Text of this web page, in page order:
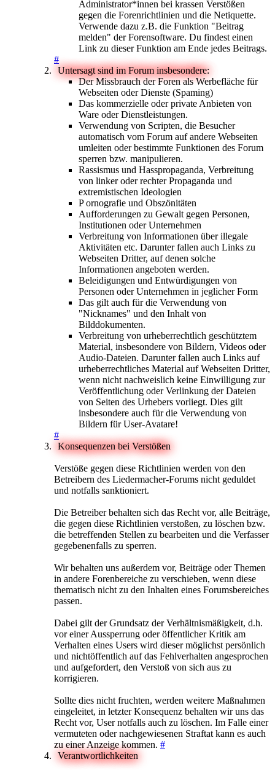
Administrator*innen bei krassen Verstößen
gegen die Forenrichtlinien und die Netiquette.
Verwende dazu z.B. die Funktion "Beitrag
melden" der Forensoftware. Du findest einen
Link zu dieser Funktion am Ende jedes Beitrags.
#
Untersagt sind im Forum insbesondere:
Der Missbrauch der Foren als Werbefläche für
Webseiten oder Dienste (Spaming)
Das kommerzielle oder private Anbieten von
Ware oder Dienstleistungen.
Verwendung von Scripten, die Besucher
automatisch vom Forum auf andere Webseiten
umleiten oder bestimmte Funktionen des Forum
sperren bzw. manipulieren.
Rassismus und Hasspropaganda, Verbreitung
von linker oder rechter Propaganda und
extremistischen Ideologien
P ornografie und Obszönitäten
Aufforderungen zu Gewalt gegen Personen,
Institutionen oder Unternehmen
Verbreitung von Informationen über illegale
Aktivitäten etc. Darunter fallen auch Links zu
Webseiten Dritter, auf denen solche
Informationen angeboten werden.
Beleidigungen und Entwürdigungen von
Personen oder Unternehmen in jeglicher Form
Das gilt auch für die Verwendung von
"Nicknames" und den Inhalt von
Bilddokumenten.
Verbreitung von urheberrechtlich geschütztem
Material, insbesondere von Bildern, Videos oder
Audio-Dateien. Darunter fallen auch Links auf
urheberrechtliches Material auf Webseiten Dritter,
wenn nicht nachweislich keine Einwilligung zur
Veröffentlichung oder Verlinkung der Dateien
von Seiten des Urhebers vorliegt. Dies gilt
insbesondere auch für die Verwendung von
Bildern für User-Avatare!
#
Konsequenzen bei Verstößen
Verstöße gegen diese Richtlinien werden von den
Betreibern des Liedermacher-Forums nicht geduldet
und notfalls sanktioniert.
Die Betreiber behalten sich das Recht vor, alle Beiträge,
die gegen diese Richtlinien verstoßen, zu löschen bzw.
die betreffenden Stellen zu bearbeiten und die Verfasser
gegebenenfalls zu sperren.
Wir behalten uns außerdem vor, Beiträge oder Themen
in andere Forenbereiche zu verschieben, wenn diese
thematisch nicht zu den Inhalten eines Forumsbereiches
passen.
Dabei gilt der Grundsatz der Verhältnismäßigkeit, d.h.
vor einer Aussperrung oder öffentlicher Kritik am
Verhalten eines Users wird dieser möglichst persönlich
und nichtöffentlich auf das Fehlverhalten angesprochen
und aufgefordert, den Verstoß von sich aus zu
korrigieren.
Sollte dies nicht fruchten, werden weitere Maßnahmen
eingeleitet, in letzter Konsequenz behalten wir uns das
Recht vor, User notfalls auch zu löschen. Im Falle einer
vermuteten oder nachgewiesenen Straftat kann es auch
zu einer Anzeige kommen. #
Verantwortlichkeiten